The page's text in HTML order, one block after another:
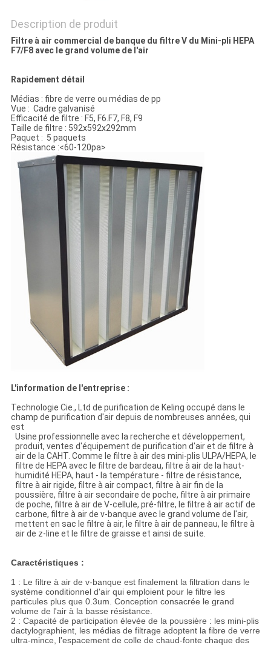
CONFIDENTIALITÉ
Description de produit
Filtre à air commercial de banque du filtre V du Mini-pli HEPA
F7/F8 avec le grand volume de l'air
Rapidement détail
Médias : fibre de verre ou médias de pp
Vue : Cadre galvanisé
Efficacité de filtre : F5, F6.F7, F8, F9
Taille de filtre : 592x592x292mm
Paquet : 5 paquets
Résistance :<60-120pa>
L'information de l'entreprise :
Technologie Cie., Ltd de purification de Keling occupé dans le
champ de purification d'air depuis de nombreuses années, qui
est
Usine professionnelle avec la recherche et développement,
produit, ventes d'équipement de purification d'air et de filtre à
air de la CAHT. Comme le filtre à air des mini-plis ULPA/HEPA, le
filtre de HEPA avec le filtre de bardeau, filtre à air de la haut-
humidité HEPA, haut - la température - filtre de résistance,
filtre à air rigide, filtre à air compact, filtre à air fin de la
poussière, filtre à air secondaire de poche, filtre à air primaire
de poche, filtre à air de V-cellule, pré-filtre, le filtre à air actif de
carbone, filtre à air de v-banque avec le grand volume de l'air,
mettent en sac le filtre à air, le filtre à air de panneau, le filtre à
air de z-line et le filtre de graisse et ainsi de suite.
Caractéristiques :
1 : Le filtre à air de v-banque est finalement la filtration dans le
système conditionnel d'air qui emploient pour le filtre les
particules plus que 0.3um. Conception consacrée le grand
volume de l'air à la basse résistance.
2 : Capacité de participation élevée de la poussière : les mini-plis
dactylographient, les médias de filtrage adoptent la fibre de verre
ultra-mince, l'espacement de colle de chaud-fonte chaque des